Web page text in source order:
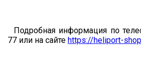
Подробная информация по
77 или на сайте https://heliport-